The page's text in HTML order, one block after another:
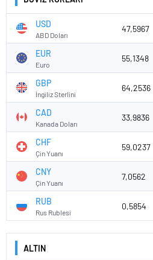
USD
ABD Doları
47,5967
EUR
Euro
55,1348
GBP
İngiliz Sterlini
64,2536
CAD
Kanada Doları
33,9836
CHF
Çin Yuanı
59,0237
CNY
Çin Yuanı
7,0562
RUB
Rus Rublesi
0,5854
ALTIN